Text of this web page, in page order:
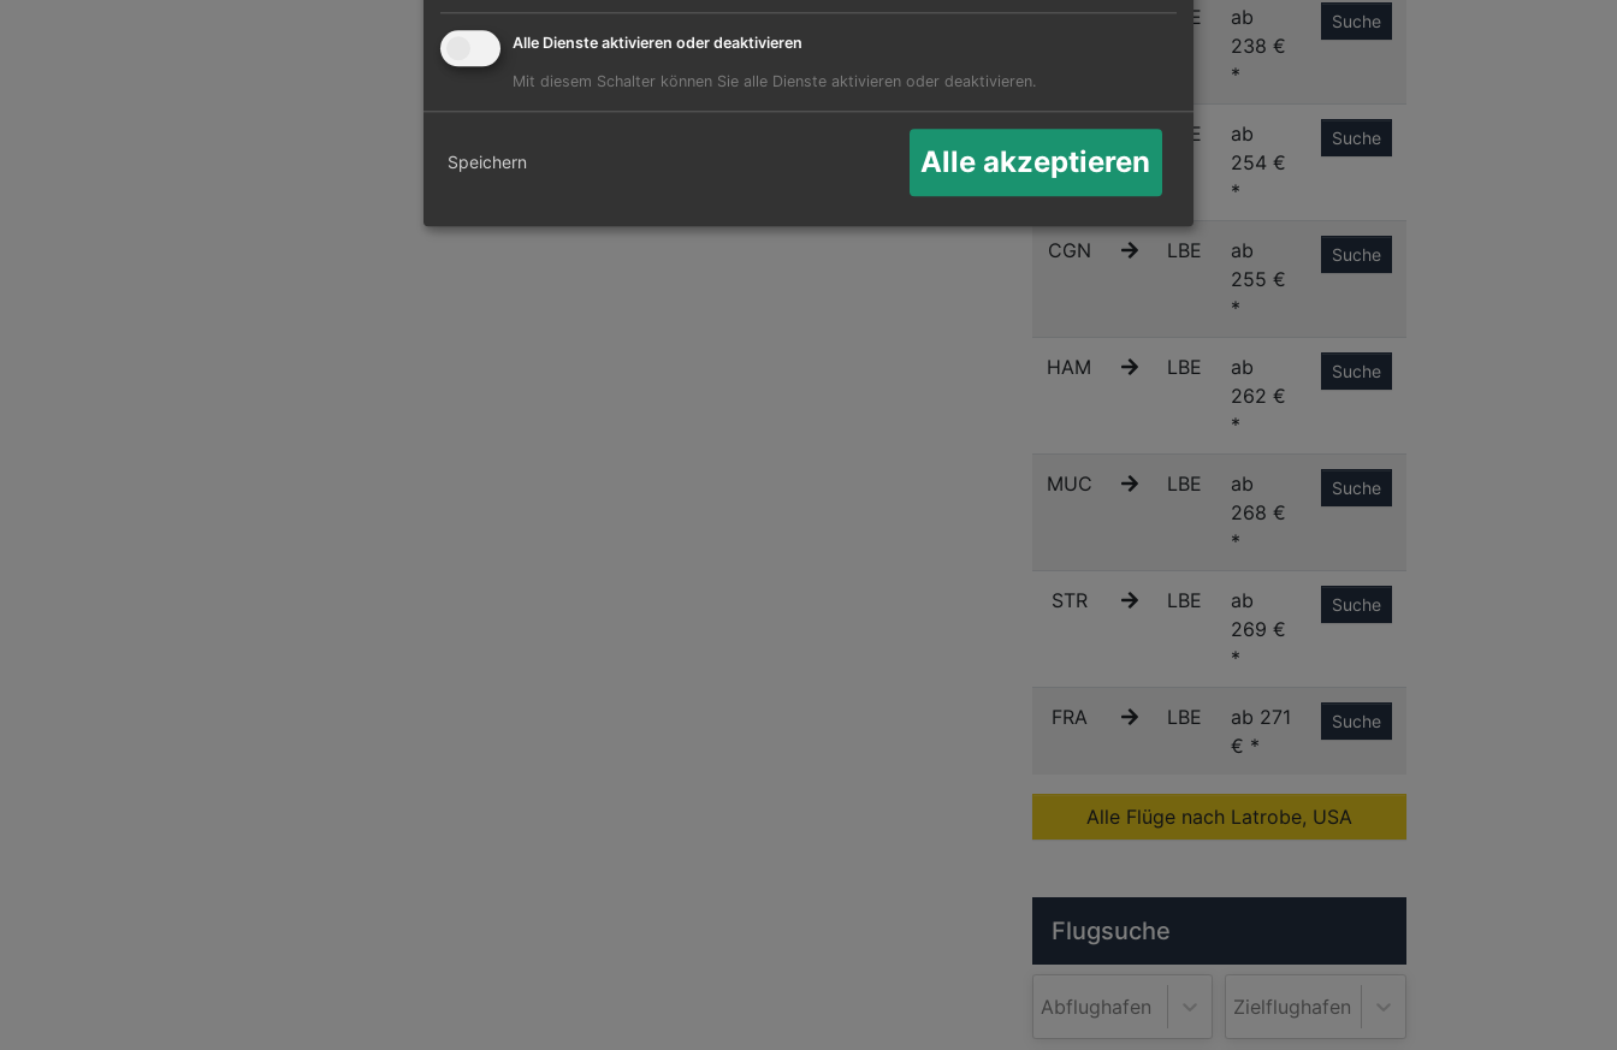
DUS LBE
ab
238 €
*
Suche
DUS LBE
ab
254 €
*
Suche
CGN LBE
ab
255 €
*
Suche
HAM LBE
ab
262 €
*
Suche
MUC LBE
ab
268 €
*
Suche
STR LBE
ab
269 €
*
Suche
FRA LBE
ab 271
€ *
Suche
Alle Flüge nach Latrobe, USA
Flugsuche
Abflughafen Zielflughafen
Alle Dienste aktivieren oder deaktivieren
Mit diesem Schalter können Sie alle Dienste aktivieren oder deaktivieren.
Speichern Alle akzeptieren